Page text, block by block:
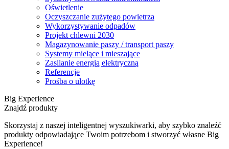
Oświetlenie
Oczyszczanie zużytego powietrza
Wykorzystywanie odpadów
Projekt chlewni 2030
Magazynowanie paszy / transport paszy
Systemy mielące i mieszające
Zasilanie energią elektryczną
Referencje
Prośba o ulotkę
Big Experience
Znajdź produkty
Skorzystaj z naszej inteligentnej wyszukiwarki, aby szybko znaleźć
produkty odpowiadające Twoim potrzebom i stworzyć własne Big
Experience!